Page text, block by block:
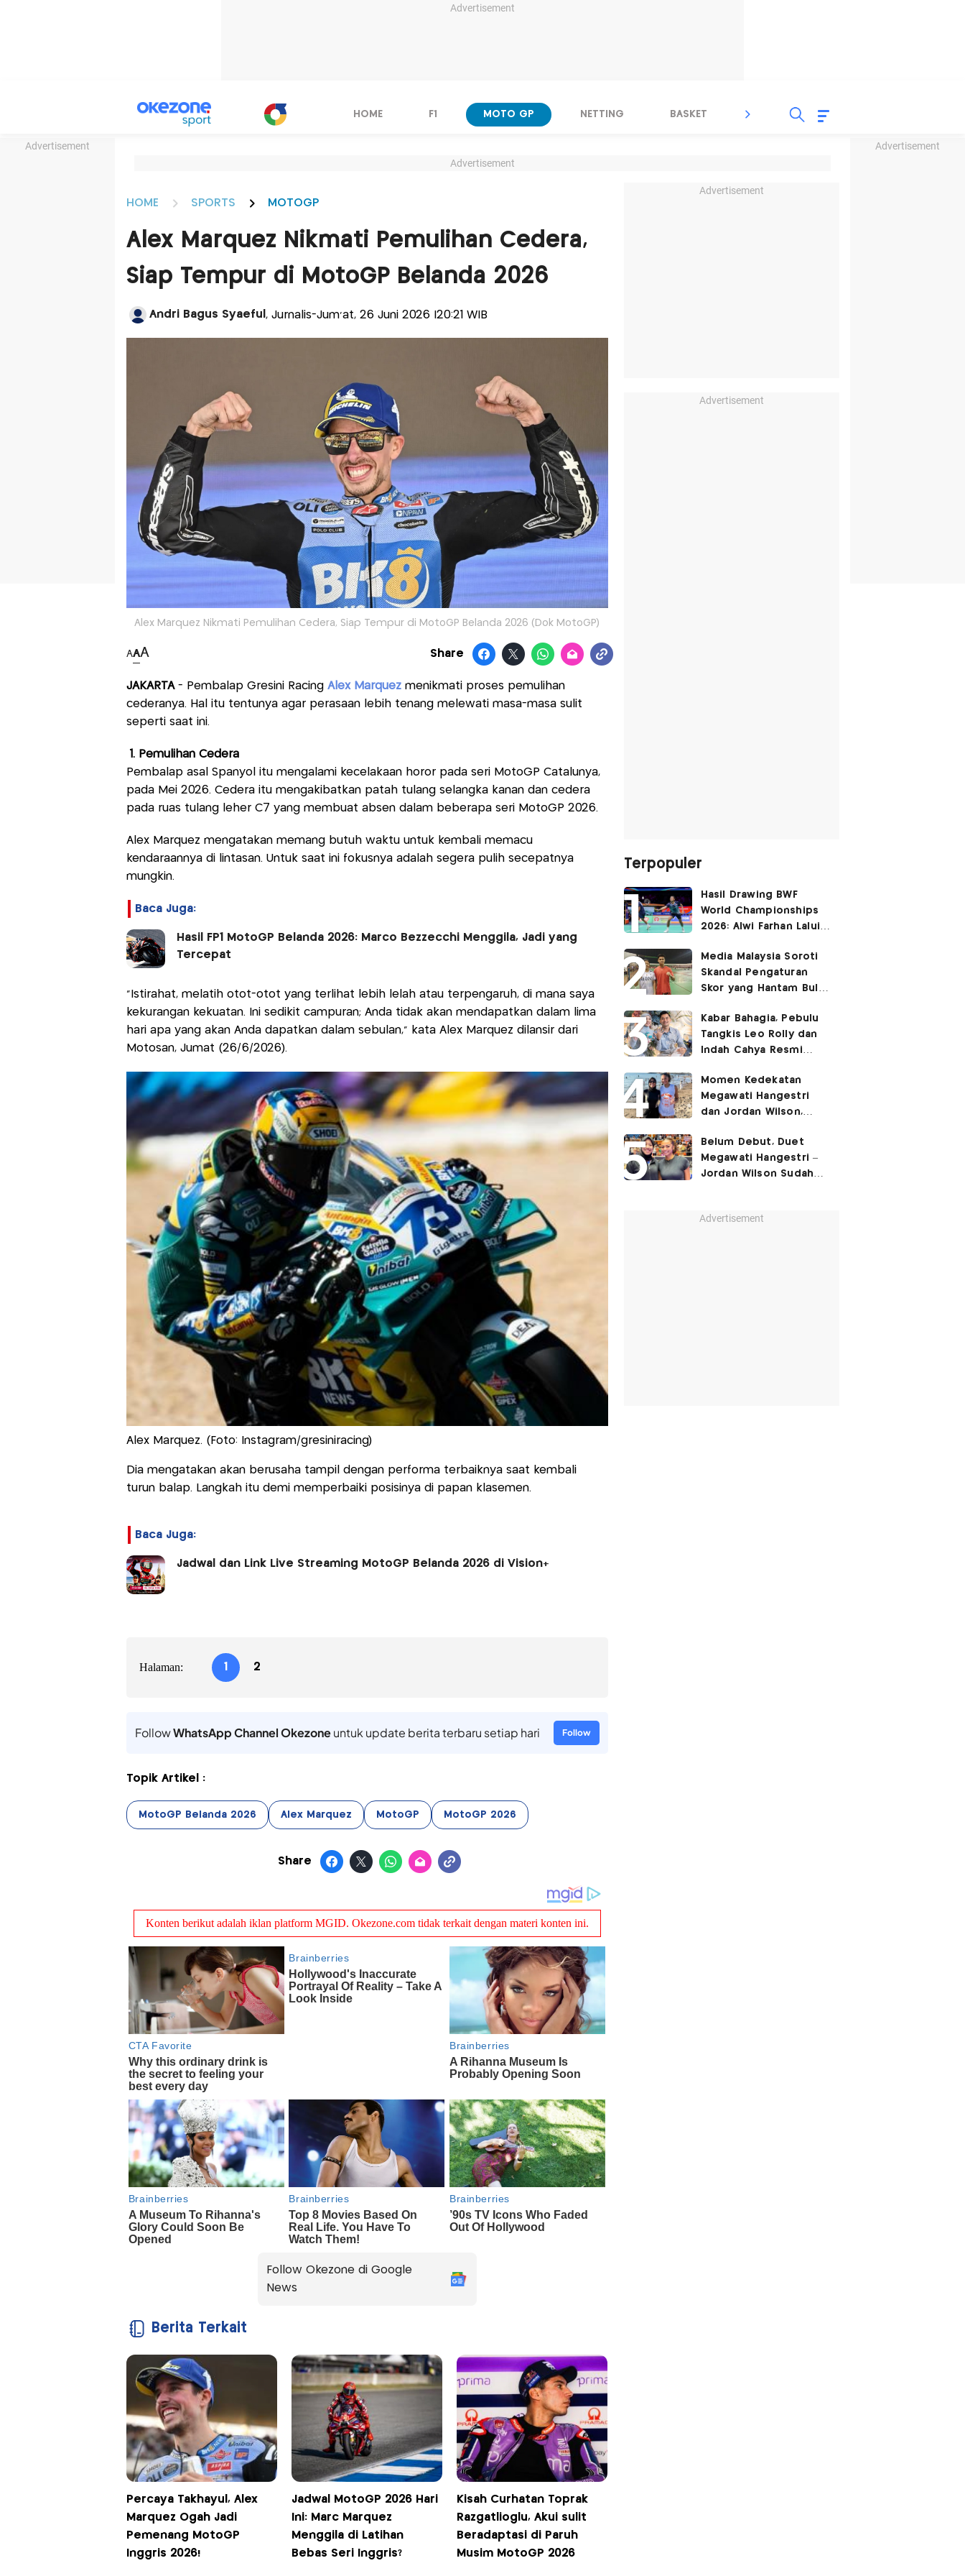
Advertisement
Advertisement Advertisement
HOME F1 MOTO GP NETTING BASKET SPORT LAIN
Advertisement
HOME SPORTS MOTOGP
Alex Marquez Nikmati Pemulihan Cedera,
Siap Tempur di MotoGP Belanda 2026
Andri Bagus Syaeful , Jurnalis-Jum'at, 26 Juni 2026 |20:21 WIB
Alex Marquez Nikmati Pemulihan Cedera, Siap Tempur di MotoGP Belanda 2026 (Dok MotoGP)
AAA Share
JAKARTA - Pembalap Gresini Racing Alex Marquezmenikmati proses pemulihan
cederanya. Hal itu tentunya agar perasaan lebih tenang melewati masa-masa sulit
seperti saat ini.
1. Pemulihan Cedera
Pembalap asal Spanyol itu mengalami kecelakaan horor pada seri MotoGP Catalunya,
pada Mei 2026. Cedera itu mengakibatkan patah tulang selangka kanan dan cedera
pada ruas tulang leher C7 yang membuat absen dalam beberapa seri MotoGP 2026.
Alex Marquez mengatakan memang butuh waktu untuk kembali memacu
kendaraannya di lintasan. Untuk saat ini fokusnya adalah segera pulih secepatnya
mungkin.
Baca Juga:
Hasil FP1 MotoGP Belanda 2026: Marco Bezzecchi Menggila, Jadi yang
Tercepat
"Istirahat, melatih otot-otot yang terlihat lebih lelah atau terpengaruh, di mana saya
kekurangan kekuatan. Ini sedikit campuran; Anda tidak akan mendapatkan dalam lima
hari apa yang akan Anda dapatkan dalam sebulan," kata Alex Marquez dilansir dari
Motosan, Jumat (26/6/2026).
Alex Marquez. (Foto: Instagram/gresiniracing)
Dia mengatakan akan berusaha tampil dengan performa terbaiknya saat kembali
turun balap. Langkah itu demi memperbaiki posisinya di papan klasemen.
Baca Juga:
Jadwal dan Link Live Streaming MotoGP Belanda 2026 di Vision+
Halaman: 1 2
FollowWhatsApp Channel Okezoneuntuk update berita terbaru setiap hari Follow
Topik Artikel :
MotoGP Belanda 2026 Alex Marquez MotoGP MotoGP 2026
Share
Follow Okezone di Google
News
Berita Terkait
Percaya Takhayul, Alex
Marquez Ogah Jadi
Pemenang MotoGP
Inggris 2026!
Jadwal MotoGP 2026 Hari
Ini: Marc Marquez
Menggila di Latihan
Bebas Seri Inggris?
Kisah Curhatan Toprak
Razgatlioglu, Akui sulit
Beradaptasi di Paruh
Musim MotoGP 2026
Advertisement
Advertisement
Terpopuler
Hasil Drawing BWF
World Championships
2026: Alwi Farhan Lalui
Dapat Bye
Media Malaysia Soroti
Skandal Pengaturan
Skor yang Hantam Bulu
Libatkan Jafar/Felisha!
Kabar Bahagia, Pebulu
Tangkis Leo Rolly dan
Indah Cahya Resmi
Momen Kedekatan
Megawati Hangestri
dan Jordan Wilson,
Hillstate di Pantai!
Belum Debut, Duet
Megawati Hangestri –
Jordan Wilson Sudah
Advertisement